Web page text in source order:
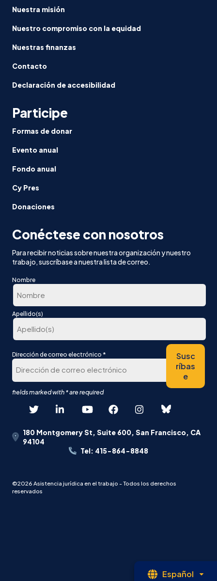
Nuestra misión
Nuestro compromiso con la equidad
Nuestras finanzas
Contacto
Declaración de accesibilidad
Participe
Formas de donar
Evento anual
Fondo anual
Cy Pres
Donaciones
Conéctese con nosotros
Para recibir noticias sobre nuestra organización y nuestro
trabajo, suscríbase a nuestra lista de correo.
Nombre
En
primer
lugar
Apellido(s)
Dirección de correo electrónico *
Susc
ríbas
e
180 Montgomery St, Suite 600, San Francisco, CA
94104
Tel: 415-864-8848
©2026 Asistencia jurídica en el trabajo - Todos los derechos
reservados
Español